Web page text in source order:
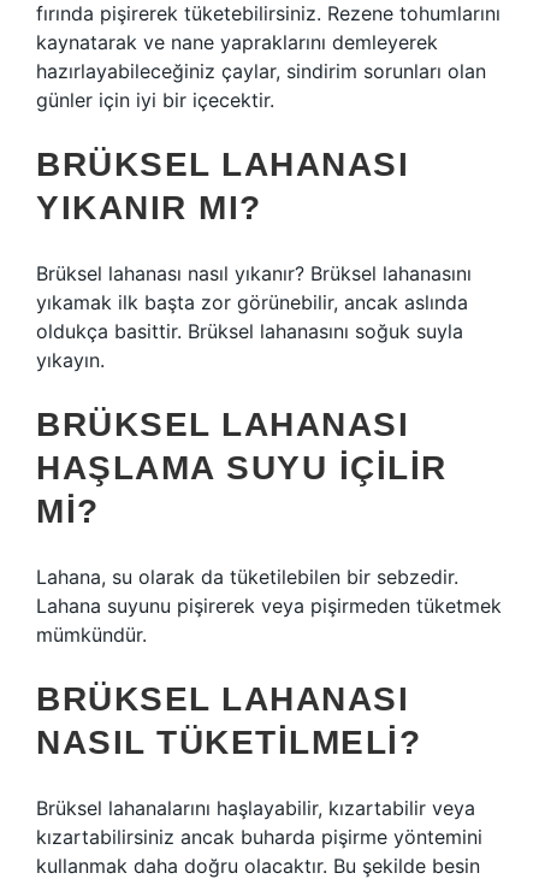
fırında pişirerek tüketebilirsiniz. Rezene tohumlarını
kaynatarak ve nane yapraklarını demleyerek
hazırlayabileceğiniz çaylar, sindirim sorunları olan
günler için iyi bir içecektir.
BRÜKSEL LAHANASI
YIKANIR MI?
Brüksel lahanası nasıl yıkanır? Brüksel lahanasını
yıkamak ilk başta zor görünebilir, ancak aslında
oldukça basittir. Brüksel lahanasını soğuk suyla
yıkayın.
BRÜKSEL LAHANASI
HAŞLAMA SUYU IÇILIR
MI?
Lahana, su olarak da tüketilebilen bir sebzedir.
Lahana suyunu pişirerek veya pişirmeden tüketmek
mümkündür.
BRÜKSEL LAHANASI
NASIL TÜKETILMELI?
Brüksel lahanalarını haşlayabilir, kızartabilir veya
kızartabilirsiniz ancak buharda pişirme yöntemini
kullanmak daha doğru olacaktır. Bu şekilde besin